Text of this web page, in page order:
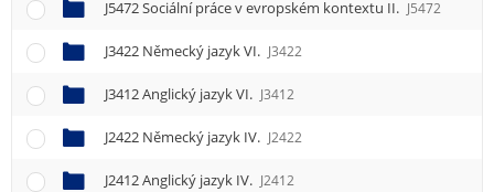
J5472 Sociální práce v evropském kontextu II. J5472
J3422 Německý jazyk VI. J3422
J3412 Anglický jazyk VI. J3412
J2422 Německý jazyk IV. J2422
J2412 Anglický jazyk IV. J2412